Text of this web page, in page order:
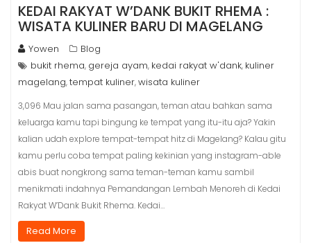
KEDAI RAKYAT W’DANK BUKIT RHEMA :
WISATA KULINER BARU DI MAGELANG
Yowen
Blog
bukit rhema, gereja ayam, kedai rakyat w'dank, kuliner
magelang,tempat kuliner,wisata kuliner
3,096 Mau jalan sama pasangan, teman atau bahkan sama
keluarga kamu tapi bingung ke tempat yang itu-itu aja? Yakin
kalian udah explore tempat-tempat hitz di Magelang? Kalau gitu
kamu perlu coba tempat paling kekinian yang instagram-able
abis buat nongkrong sama teman-teman kamu sambil
menikmati indahnya Pemandangan Lembah Menoreh di Kedai
Rakyat W’Dank Bukit Rhema. Kedai…
Read More